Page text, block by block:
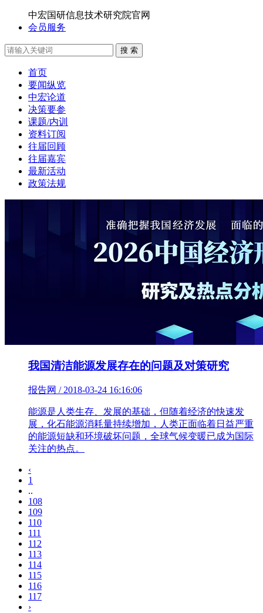
中宏国研信息技术研究院官网
会员服务
搜 索
首页
要闻纵览
中宏论道
决策要参
课题/内训
资料订阅
往届回顾
往届嘉宾
最新活动
政策法规
我国清洁能源发展存在的问题及对策研究
报告网 / 2018-03-24 16:16:06
能源是人类生存、发展的基础，但随着经济的快速发
展，化石能源消耗量持续增加，人类正面临着日益严重
的能源短缺和环境破坏问题，全球气候变暖已成为国际
关注的热点。
‹
1
..
108
109
110
111
112
113
114
115
116
117
›